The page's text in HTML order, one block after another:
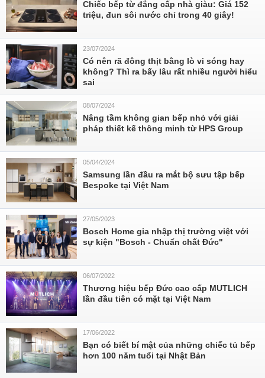
Chiếc bếp từ đẳng cấp nhà giàu: Giá 152
triệu, đun sôi nước chỉ trong 40 giây!
23/07/2024
Có nên rã đông thịt bằng lò vi sóng hay
không? Thì ra bấy lâu rất nhiều người hiểu
sai
08/07/2024
Nâng tầm không gian bếp nhỏ với giải
pháp thiết kế thông minh từ HPS Group
05/04/2024
Samsung lần đầu ra mắt bộ sưu tập bếp
Bespoke tại Việt Nam
27/05/2023
Bosch Home gia nhập thị trường việt với
sự kiện "Bosch - Chuẩn chất Đức"
06/07/2022
Thương hiệu bếp Đức cao cấp MUTLICH
lần đầu tiên có mặt tại Việt Nam
17/06/2022
Bạn có biết bí mật của những chiếc tủ bếp
hơn 100 năm tuổi tại Nhật Bản